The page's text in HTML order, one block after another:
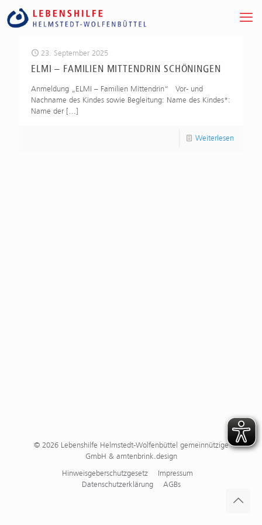
23. September 2025
ELMI – FAMILIEN MITTENDRIN SCHÖNINGEN
Anmeldung „ELMI – Familien Mittendrin“ Vor- und
Nachname des Kindes sowie Begleitung: Name des Kindes*:
Name der […]
Weiterlesen
© 2026 Lebenshilfe Helmstedt-Wolfenbüttel gemeinnützige
GmbH & amtenbrink.design
Hinweisgeberschutzgesetz
Impressum
Datenschutzerklärung
AGBs